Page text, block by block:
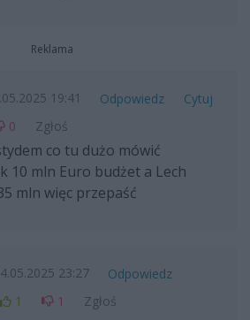
Reklama
19:41 Odpowiedz
Cytuj
0 Zgłoś
co tu dużo mówić
10 mln Euro budżet a Lech
mln więc przepaść
23:27
Odpowiedz
1 1 Zgłoś